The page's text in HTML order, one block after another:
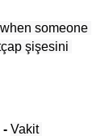
someone
şişesini
- Vakit